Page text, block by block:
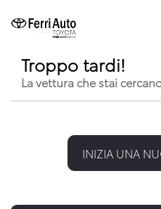
Troppo tardi!
La vettura che stai
INIZIA UNA